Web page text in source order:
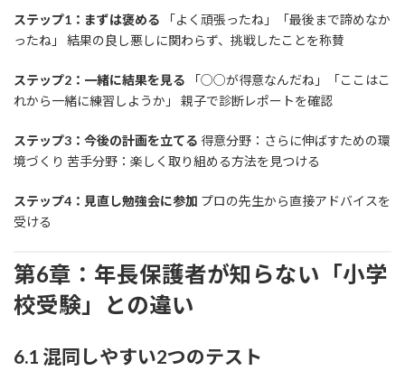
ステップ1：まずは褒める 「よく頑張ったね」「最後まで諦めなか
ったね」 結果の良し悪しに関わらず、挑戦したことを称賛
ステップ2：一緒に結果を見る 「○○が得意なんだね」「ここはこ
れから一緒に練習しようか」 親子で診断レポートを確認
ステップ3：今後の計画を立てる 得意分野：さらに伸ばすための環
境づくり 苦手分野：楽しく取り組める方法を見つける
ステップ4：見直し勉強会に参加 プロの先生から直接アドバイスを
受ける
第6章：年長保護者が知らない「小学
校受験」との違い
6.1 混同しやすい2つのテスト